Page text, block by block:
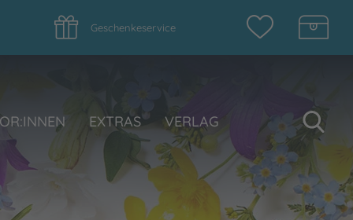
Geschenkeservice
EXTRAS VERLAG